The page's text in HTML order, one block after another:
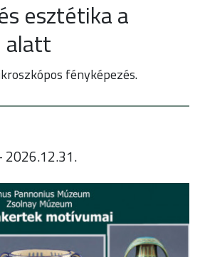
esztétika a
alatt
fényképezés.
2026.12.31.